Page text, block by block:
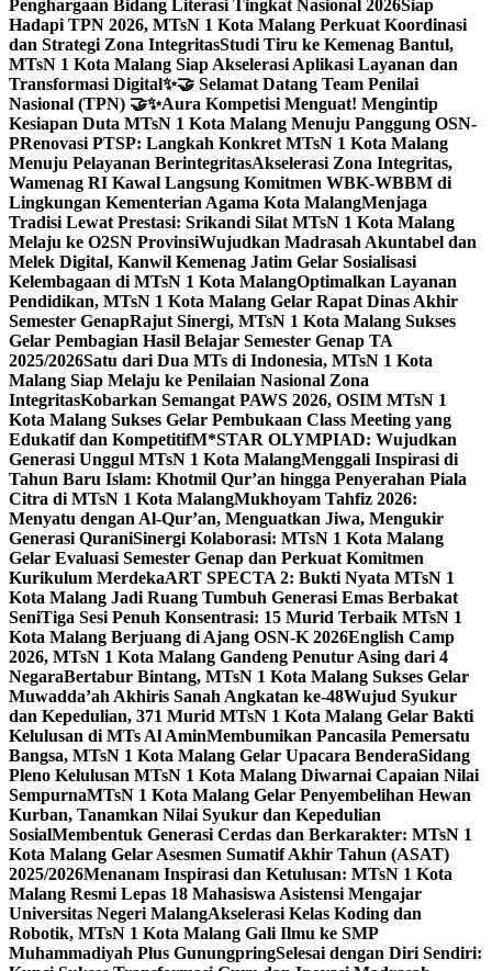
Penghargaan Bidang Literasi Tingkat Nasional 2026Siap
Hadapi TPN 2026, MTsN 1 Kota Malang Perkuat Koordinasi
dan Strategi Zona IntegritasStudi Tiru ke Kemenag Bantul,
MTsN 1 Kota Malang Siap Akselerasi Aplikasi Layanan dan
Transformasi Digital✨🤝 Selamat Datang Team Penilai
Nasional (TPN) 🤝✨Aura Kompetisi Menguat! Mengintip
Kesiapan Duta MTsN 1 Kota Malang Menuju Panggung OSN-
PRenovasi PTSP: Langkah Konkret MTsN 1 Kota Malang
Menuju Pelayanan BerintegritasAkselerasi Zona Integritas,
Wamenag RI Kawal Langsung Komitmen WBK-WBBM di
Lingkungan Kementerian Agama Kota MalangMenjaga
Tradisi Lewat Prestasi: Srikandi Silat MTsN 1 Kota Malang
Melaju ke O2SN ProvinsiWujudkan Madrasah Akuntabel dan
Melek Digital, Kanwil Kemenag Jatim Gelar Sosialisasi
Kelembagaan di MTsN 1 Kota MalangOptimalkan Layanan
Pendidikan, MTsN 1 Kota Malang Gelar Rapat Dinas Akhir
Semester GenapRajut Sinergi, MTsN 1 Kota Malang Sukses
Gelar Pembagian Hasil Belajar Semester Genap TA
2025/2026Satu dari Dua MTs di Indonesia, MTsN 1 Kota
Malang Siap Melaju ke Penilaian Nasional Zona
IntegritasKobarkan Semangat PAWS 2026, OSIM MTsN 1
Kota Malang Sukses Gelar Pembukaan Class Meeting yang
Edukatif dan KompetitifM*STAR OLYMPIAD: Wujudkan
Generasi Unggul MTsN 1 Kota MalangMenggali Inspirasi di
Tahun Baru Islam: Khotmil Qur’an hingga Penyerahan Piala
Citra di MTsN 1 Kota MalangMukhoyam Tahfiz 2026:
Menyatu dengan Al-Qur’an, Menguatkan Jiwa, Mengukir
Generasi QuraniSinergi Kolaborasi: MTsN 1 Kota Malang
Gelar Evaluasi Semester Genap dan Perkuat Komitmen
Kurikulum MerdekaART SPECTA 2: Bukti Nyata MTsN 1
Kota Malang Jadi Ruang Tumbuh Generasi Emas Berbakat
SeniTiga Sesi Penuh Konsentrasi: 15 Murid Terbaik MTsN 1
Kota Malang Berjuang di Ajang OSN-K 2026English Camp
2026, MTsN 1 Kota Malang Gandeng Penutur Asing dari 4
NegaraBertabur Bintang, MTsN 1 Kota Malang Sukses Gelar
Muwadda’ah Akhiris Sanah Angkatan ke-48Wujud Syukur
dan Kepedulian, 371 Murid MTsN 1 Kota Malang Gelar Bakti
Kelulusan di MTs Al AminMembumikan Pancasila Pemersatu
Bangsa, MTsN 1 Kota Malang Gelar Upacara BenderaSidang
Pleno Kelulusan MTsN 1 Kota Malang Diwarnai Capaian Nilai
SempurnaMTsN 1 Kota Malang Gelar Penyembelihan Hewan
Kurban, Tanamkan Nilai Syukur dan Kepedulian
SosialMembentuk Generasi Cerdas dan Berkarakter: MTsN 1
Kota Malang Gelar Asesmen Sumatif Akhir Tahun (ASAT)
2025/2026Menanam Inspirasi dan Ketulusan: MTsN 1 Kota
Malang Resmi Lepas 18 Mahasiswa Asistensi Mengajar
Universitas Negeri MalangAkselerasi Kelas Koding dan
Robotik, MTsN 1 Kota Malang Gali Ilmu ke SMP
Muhammadiyah Plus GunungpringSelesai dengan Diri Sendiri: